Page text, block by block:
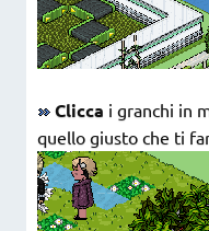
Clicca i granchi in
quello giusto che ti